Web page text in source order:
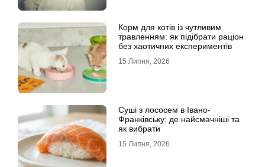
Корм для котів із чутливим
травленням: як підібрати раціон
без хаотичних експериментів
15 Липня, 2026
Суші з лососем в Івано-
Франківську: де найсмачніші та
як вибрати
15 Липня, 2026